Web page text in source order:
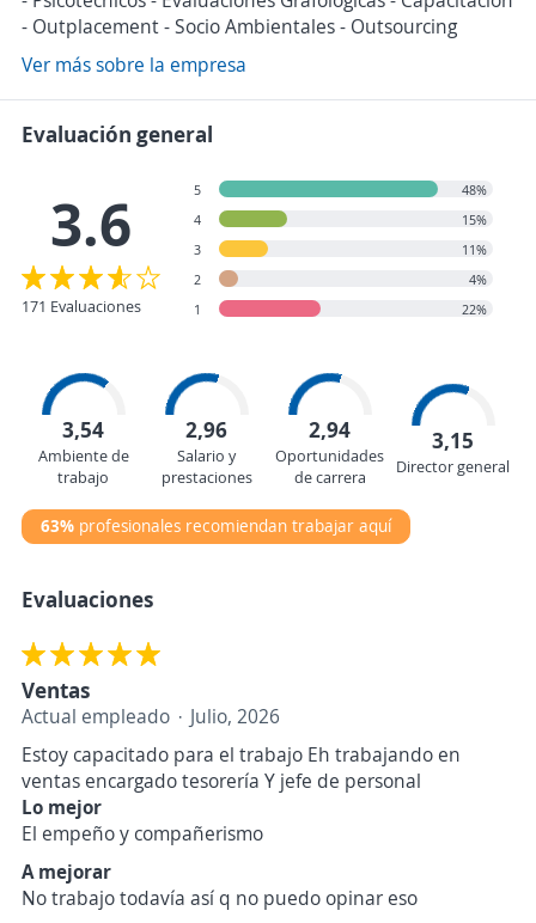
- Outplacement - Socio Ambientales - Outsourcing
Ver más sobre la empresa
Evaluación general
3.6
171 Evaluaciones
5
48%
4
15%
3
11%
2
4%
1
22%
3,54
Ambiente de
trabajo
2,96
Salario y
prestaciones
2,94
Oportunidades
de carrera
3,15
Director general
63% profesionales recomiendan trabajar aquí
Evaluaciones
Ventas
Actual empleado
Julio, 2026
Estoy capacitado para el trabajo Eh trabajando en
ventas encargado tesorería Y jefe de personal
Lo mejor
El empeño y compañerismo
A mejorar
No trabajo todavía así q no puedo opinar eso